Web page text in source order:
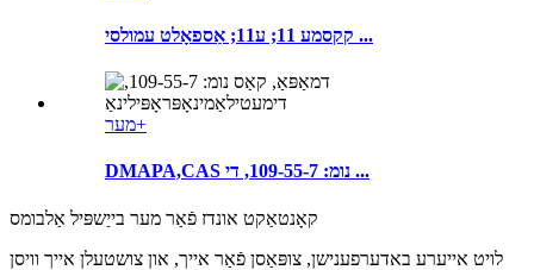
קקסמע 11; ע11; אַספאָלט עמולסי ...
מער+
DMAPA,CAS נומ: 109-55-7, די ...
קאָנטאַקט אונדז פֿאַר מער בייַשפּיל אַלבומס
לויט אייערע באדערפענישן, צופּאַסן פֿאַר אייך, און צושטעלן אייך וויסן